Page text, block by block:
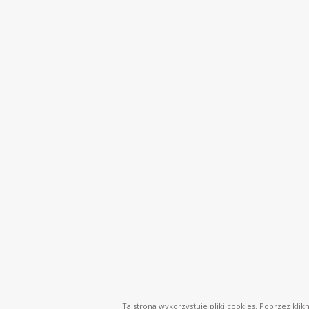
Ta strona wykorzystuje pliki cookies. Poprzez